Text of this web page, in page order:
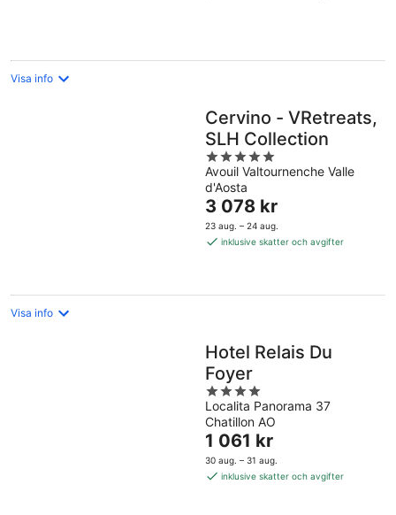
Visa info
Cervino - VRetreats,
SLH Collection
5
out
of
5
Avouil Valtournenche Valle
d'Aosta
Priset
är
3 078 kr
3 078 kr
23 aug. – 24 aug.
inklusive skatter och avgifter
Visa info
Hotel Relais Du
Foyer
4
out
of
5
Localita Panorama 37
Chatillon AO
Priset
är
1 061 kr
1 061 kr
30 aug. – 31 aug.
inklusive skatter och avgifter